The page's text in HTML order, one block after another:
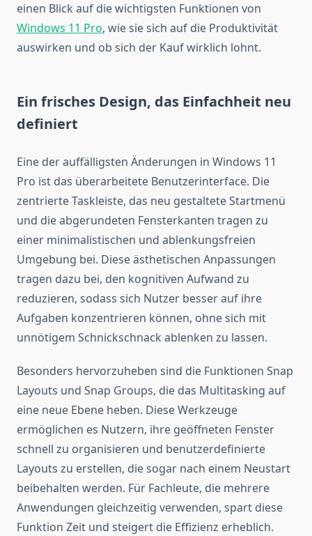
einen Blick auf die wichtigsten Funktionen von
Windows 11 Pro, wie sie sich auf die Produktivität
auswirken und ob sich der Kauf wirklich lohnt.
Ein frisches Design, das Einfachheit neu
definiert
Eine der auffälligsten Änderungen in Windows 11
Pro ist das überarbeitete Benutzerinterface. Die
zentrierte Taskleiste, das neu gestaltete Startmenü
und die abgerundeten Fensterkanten tragen zu
einer minimalistischen und ablenkungsfreien
Umgebung bei. Diese ästhetischen Anpassungen
tragen dazu bei, den kognitiven Aufwand zu
reduzieren, sodass sich Nutzer besser auf ihre
Aufgaben konzentrieren können, ohne sich mit
unnötigem Schnickschnack ablenken zu lassen.
Besonders hervorzuheben sind die Funktionen Snap
Layouts und Snap Groups, die das Multitasking auf
eine neue Ebene heben. Diese Werkzeuge
ermöglichen es Nutzern, ihre geöffneten Fenster
schnell zu organisieren und benutzerdefinierte
Layouts zu erstellen, die sogar nach einem Neustart
beibehalten werden. Für Fachleute, die mehrere
Anwendungen gleichzeitig verwenden, spart diese
Funktion Zeit und steigert die Effizienz erheblich.